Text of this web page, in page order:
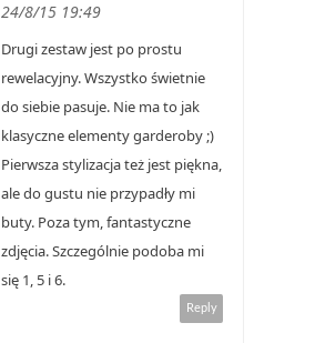
24/8/15 19:49
Drugi zestaw jest po prostu
rewelacyjny. Wszystko świetnie
do siebie pasuje. Nie ma to jak
klasyczne elementy garderoby ;)
Pierwsza stylizacja też jest piękna,
ale do gustu nie przypadły mi
buty. Poza tym, fantastyczne
zdjęcia. Szczególnie podoba mi
się 1, 5 i 6.
Reply